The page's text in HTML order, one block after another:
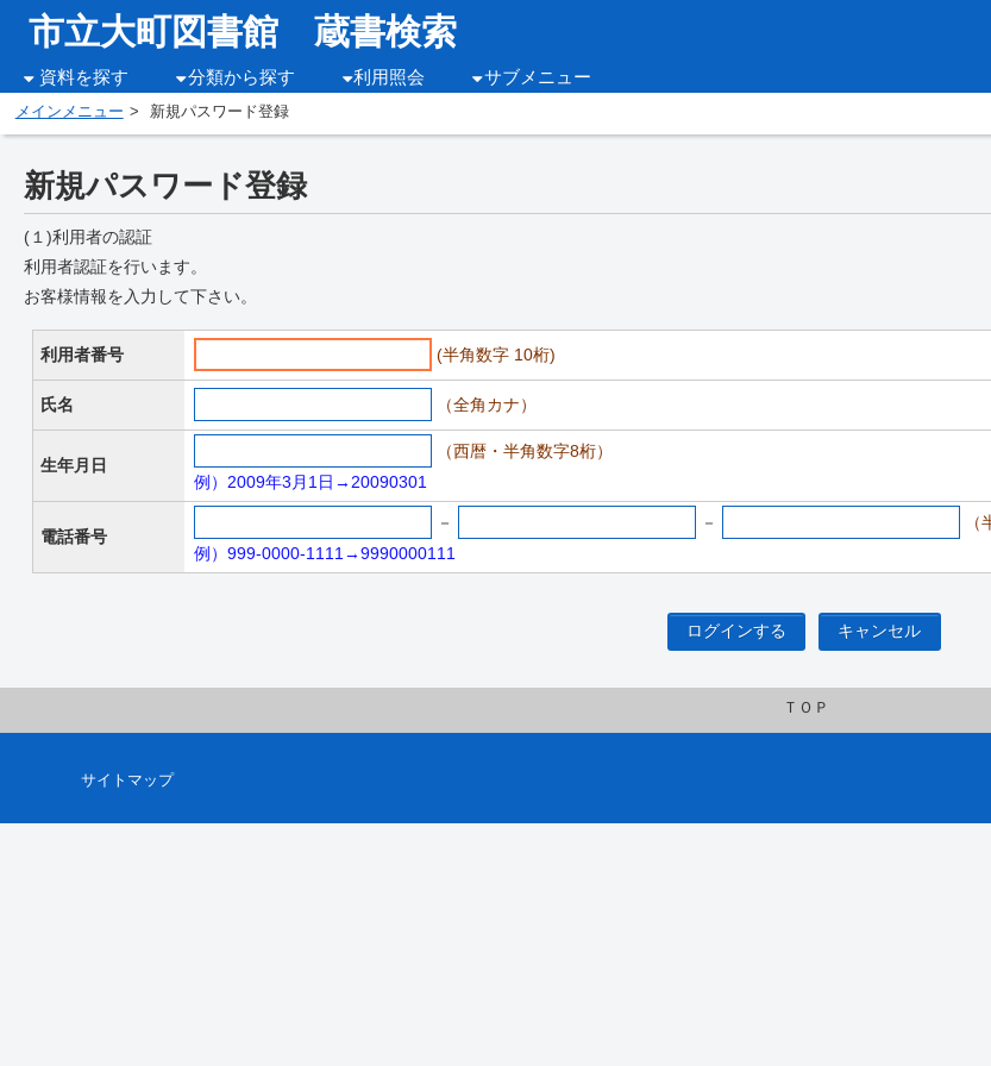
市立大町図書館 蔵書検索
資料を探す 分類から探す 利用照会 サブメニュー
メインメニュー 新規パスワード登録
新規パスワード登録
(１)利用者の認証
利用者認証を行います。
お客様情報を入力して下さい。
利用者番号 (半角数字 10桁)
氏名 （全角カナ）
生年月日
（西暦・半角数字8桁）
例）2009年3月1日→20090301
電話番号
－ －
（
例）999-0000-1111→9990000111
ログインする キャンセル
ＴＯＰ
サイトマップ